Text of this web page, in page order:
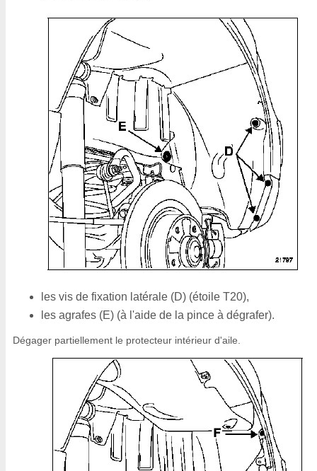
les vis de fixation latérale (D) (étoile T20),
les agrafes (E) (à l'aide de la pince à dégrafer).
Dégager partiellement le protecteur intérieur d'aile.